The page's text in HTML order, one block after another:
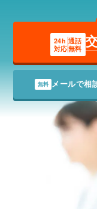
24h
対応
通話
無料
無料 メールで相